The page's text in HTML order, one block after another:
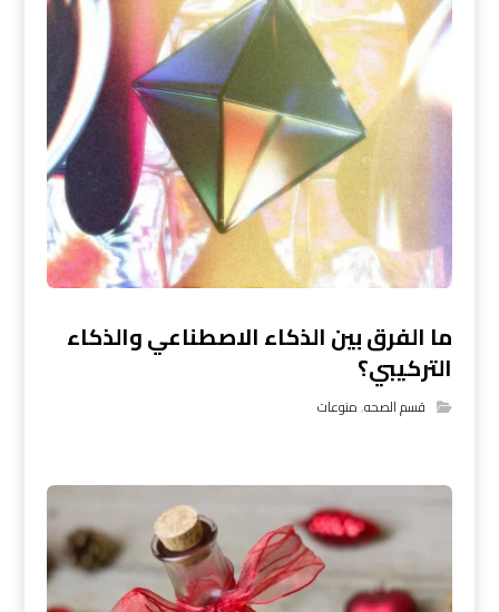
ما الفرق بين الذكاء الاصطناعي والذكاء
التركيبي؟
قسم الصحه,منوعات